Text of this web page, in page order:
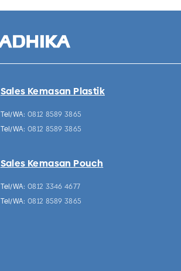
Sales Kemasan Plastik
Tel/WA: 0812 8589 3865
Tel/WA: 0812 8589 3865
Sales Kemasan Pouch
Tel/WA: 0812 3346 4677
Tel/WA: 0812 8589 3865